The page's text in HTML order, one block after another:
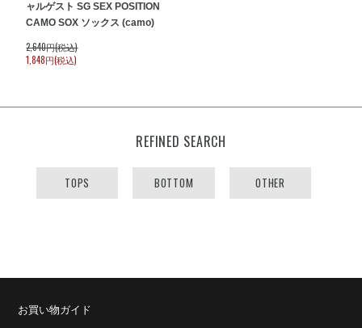
ャルゲスト SG SEX POSITION
CAMO SOX ソックス (camo)
2,640円(税込)
1,848円(税込)
REFINED SEARCH
TOPS BOTTOM OTHER
お買い物ガイド